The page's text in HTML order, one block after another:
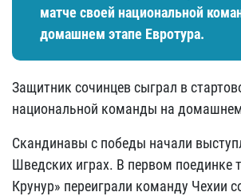
матче своей национальной
домашнем этапе Евротура.
Защитник сочинцев сыграл в
национальной команды на
Скандинавы с победы начали
Шведских играх. В первом поединке
Крунур» переиграли команду Чехии